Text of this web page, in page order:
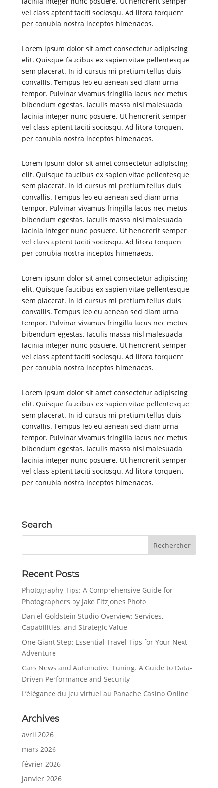
vel class aptent taciti sociosqu. Ad litora torquent
per conubia nostra inceptos himenaeos.
Lorem ipsum dolor sit amet consectetur adipiscing
elit. Quisque faucibus ex sapien vitae pellentesque
sem placerat. In id cursus mi pretium tellus duis
convallis. Tempus leo eu aenean sed diam urna
tempor. Pulvinar vivamus fringilla lacus nec metus
bibendum egestas. Iaculis massa nisl malesuada
lacinia integer nunc posuere. Ut hendrerit semper
vel class aptent taciti sociosqu. Ad litora torquent
per conubia nostra inceptos himenaeos.
Lorem ipsum dolor sit amet consectetur adipiscing
elit. Quisque faucibus ex sapien vitae pellentesque
sem placerat. In id cursus mi pretium tellus duis
convallis. Tempus leo eu aenean sed diam urna
tempor. Pulvinar vivamus fringilla lacus nec metus
bibendum egestas. Iaculis massa nisl malesuada
lacinia integer nunc posuere. Ut hendrerit semper
vel class aptent taciti sociosqu. Ad litora torquent
per conubia nostra inceptos himenaeos.
Lorem ipsum dolor sit amet consectetur adipiscing
elit. Quisque faucibus ex sapien vitae pellentesque
sem placerat. In id cursus mi pretium tellus duis
convallis. Tempus leo eu aenean sed diam urna
tempor. Pulvinar vivamus fringilla lacus nec metus
bibendum egestas. Iaculis massa nisl malesuada
lacinia integer nunc posuere. Ut hendrerit semper
vel class aptent taciti sociosqu. Ad litora torquent
per conubia nostra inceptos himenaeos.
Lorem ipsum dolor sit amet consectetur adipiscing
elit. Quisque faucibus ex sapien vitae pellentesque
sem placerat. In id cursus mi pretium tellus duis
convallis. Tempus leo eu aenean sed diam urna
tempor. Pulvinar vivamus fringilla lacus nec metus
bibendum egestas. Iaculis massa nisl malesuada
lacinia integer nunc posuere. Ut hendrerit semper
vel class aptent taciti sociosqu. Ad litora torquent
per conubia nostra inceptos himenaeos.
Search
Recent Posts
Photography Tips: A Comprehensive Guide for
Photographers by Jake Fitzjones Photo
Daniel Goldstein Studio Overview: Services,
Capabilities, and Strategic Value
One Giant Step: Essential Travel Tips for Your Next
Adventure
Cars News and Automotive Tuning: A Guide to Data-
Driven Performance and Security
L’élégance du jeu virtuel au Panache Casino Online
Archives
avril 2026
mars 2026
février 2026
janvier 2026